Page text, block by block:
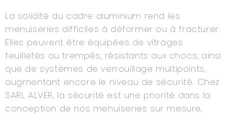
La solidité du cadre aluminium rend les
menuiseries difficiles à déformer ou à fracturer.
Elles peuvent être équipées de vitrages
feuilletés ou trempés, résistants aux chocs, ainsi
que de systèmes de verrouillage multipoints,
augmentant encore le niveau de sécurité. Chez
SARL ALVER, la sécurité est une priorité dans la
conception de nos menuiseries sur mesure,